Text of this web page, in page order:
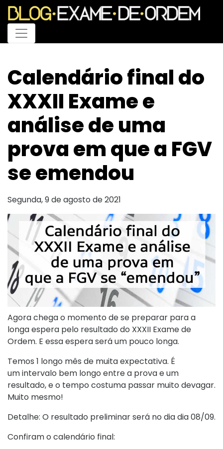
Menu
Calendário final do
XXXII Exame e
análise de uma
prova em que a FGV
se emendou
Segunda, 9 de agosto de 2021
Agora chega o momento de se preparar para a
longa espera pelo resultado do XXXII Exame de
Ordem. E essa espera será um pouco longa.
Temos 1 longo mês de muita expectativa. É
um intervalo bem longo entre a prova e um
resultado, e o tempo costuma passar muito devagar.
Muito mesmo!
Detalhe: O resultado preliminar será no dia dia 08/09.
Confiram o calendário final: